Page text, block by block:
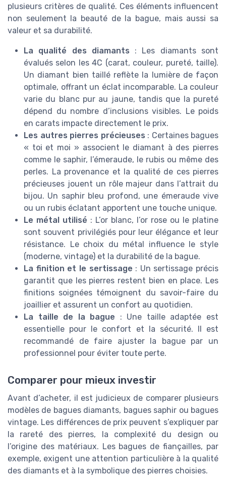
plusieurs critères de qualité. Ces éléments influencent
non seulement la beauté de la bague, mais aussi sa
valeur et sa durabilité.
La qualité des diamants : Les diamants sont
évalués selon les 4C (carat, couleur, pureté, taille).
Un diamant bien taillé reflète la lumière de façon
optimale, offrant un éclat incomparable. La couleur
varie du blanc pur au jaune, tandis que la pureté
dépend du nombre d’inclusions visibles. Le poids
en carats impacte directement le prix.
Les autres pierres précieuses : Certaines bagues
« toi et moi » associent le diamant à des pierres
comme le saphir, l’émeraude, le rubis ou même des
perles. La provenance et la qualité de ces pierres
précieuses jouent un rôle majeur dans l’attrait du
bijou. Un saphir bleu profond, une émeraude vive
ou un rubis éclatant apportent une touche unique.
Le métal utilisé : L’or blanc, l’or rose ou le platine
sont souvent privilégiés pour leur élégance et leur
résistance. Le choix du métal influence le style
(moderne, vintage) et la durabilité de la bague.
La finition et le sertissage : Un sertissage précis
garantit que les pierres restent bien en place. Les
finitions soignées témoignent du savoir-faire du
joaillier et assurent un confort au quotidien.
La taille de la bague : Une taille adaptée est
essentielle pour le confort et la sécurité. Il est
recommandé de faire ajuster la bague par un
professionnel pour éviter toute perte.
Comparer pour mieux investir
Avant d’acheter, il est judicieux de comparer plusieurs
modèles de bagues diamants, bagues saphir ou bagues
vintage. Les différences de prix peuvent s’expliquer par
la rareté des pierres, la complexité du design ou
l’origine des matériaux. Les bagues de fiançailles, par
exemple, exigent une attention particulière à la qualité
des diamants et à la symbolique des pierres choisies.